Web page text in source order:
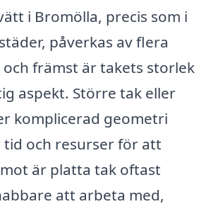
i Bromölla, precis som i
påverkas av flera
främst är takets storlek
aspekt. Större tak eller
komplicerad geometri
tid och resurser för att
är platta tak oftast
att arbeta med,